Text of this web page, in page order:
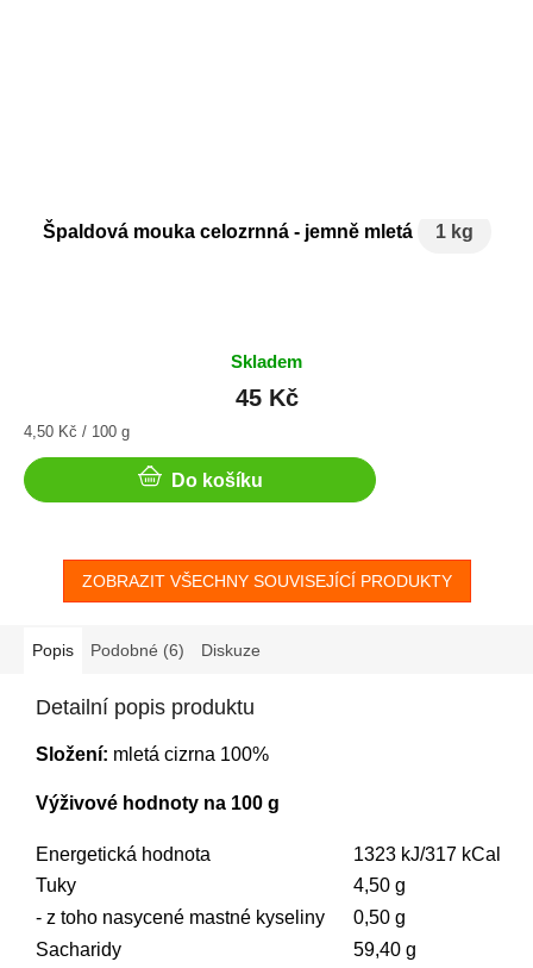
Špaldová mouka celozrnná - jemně mletá 1 kg
Skladem
45 Kč
Měrná
4,50 Kč / 100 g
Do košíku
ZOBRAZIT VŠECHNY SOUVISEJÍCÍ PRODUKTY
Popis Podobné (6) Diskuze
Detailní popis produktu
Složení: mletá cizrna 100%
Výživové hodnoty na 100 g
Energetická hodnota
1323 kJ/317 kCal
Tuky
4,50 g
- z toho nasycené mastné kyseliny
0,50 g
Sacharidy
59,40 g